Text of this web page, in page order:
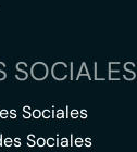
SOCIALES
Sociales
Sociales